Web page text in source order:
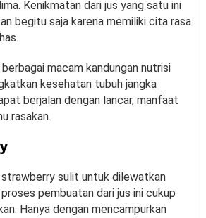
Kenikmatan dari jus yang satu ini
begitu saja karena memiliki cita rasa
macam kandungan nutrisi
kesehatan tubuh jangka
berjalan dengan lancar, manfaat
rasakan.
strawberry sulit untuk dilewatkan
pembuatan dari jus ini cukup
Hanya dengan mencampurkan